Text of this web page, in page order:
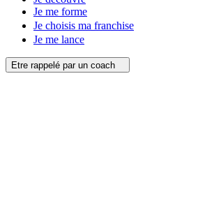
Je me forme
Je choisis ma franchise
Je me lance
Etre rappelé par un coach